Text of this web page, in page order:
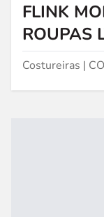
FLINK
ROUPAS
Costureiras |